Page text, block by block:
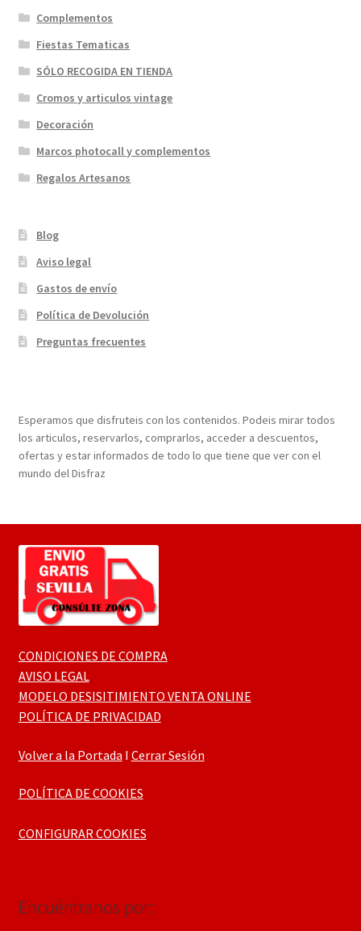
Complementos
Fiestas Tematicas
SÓLO RECOGIDA EN TIENDA
Cromos y articulos vintage
Decoración
Marcos photocall y complementos
Regalos Artesanos
Blog
Aviso legal
Gastos de envío
Política de Devolución
Preguntas frecuentes
Esperamos que disfruteis con los contenidos. Podeis mirar todos
los articulos, reservarlos, comprarlos, acceder a descuentos,
ofertas y estar informados de todo lo que tiene que ver con el
mundo del Disfraz
CONDICIONES DE COMPRA
AVISO LEGAL
MODELO DESISITIMIENTO VENTA ONLINE
POLÍTICA DE PRIVACIDAD
Volver a la Portada I Cerrar Sesión
POLÍTICA DE COOKIES
CONFIGURAR COOKIES
Encuéntranos por: